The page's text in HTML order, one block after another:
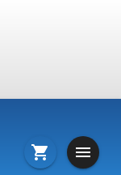
shopping_cart menu